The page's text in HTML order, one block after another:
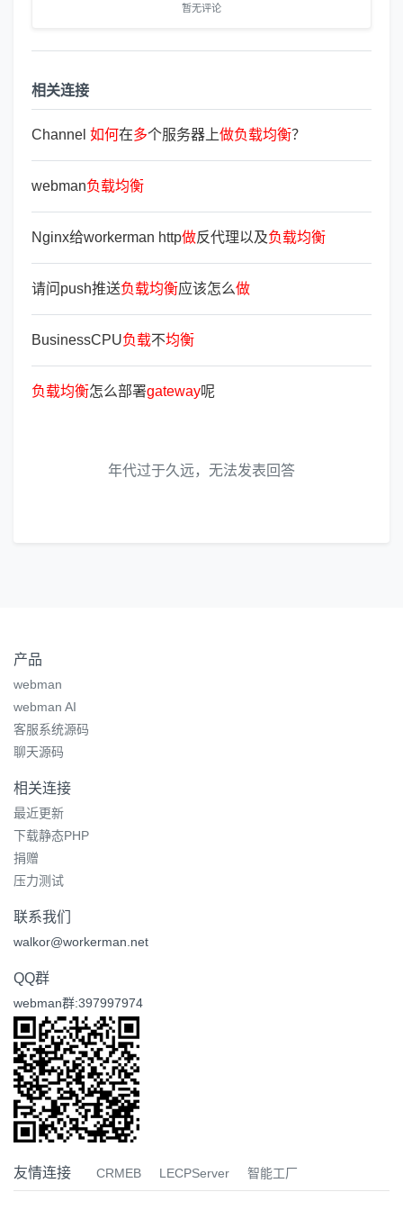
暂无评论
相关连接
Channel 如何在多个服务器上做负载均衡？
webman负载均衡
Nginx给workerman http做反代理以及负载均衡
请问push推送负载均衡应该怎么做
BusinessCPU负载不均衡
负载均衡怎么部署gateway呢
年代过于久远，无法发表回答
产品
webman
webman AI
客服系统源码
聊天源码
相关连接
最近更新
下载静态PHP
捐赠
压力测试
联系我们
walkor@workerman.net
QQ群
webman群:397997974
友情连接 CRMEB LECPServer 智能工厂